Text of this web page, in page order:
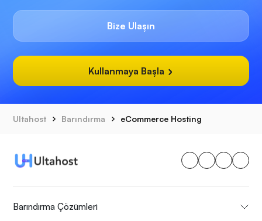
Bize Ulaşın
Kullanmaya Başla
Ultahost Barındırma eCommerce Hosting
Barındırma Çözümleri